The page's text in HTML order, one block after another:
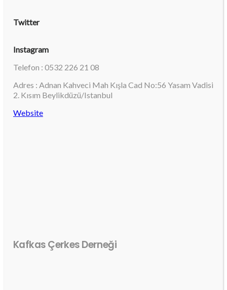
Twitter
Instagram
Telefon : 0532 226 21 08
Adres : Adnan Kahveci Mah Kışla Cad No:56 Yasam Vadisi
2. Kısım Beylikdüzü/Istanbul
Website
Kafkas Çerkes Derneği